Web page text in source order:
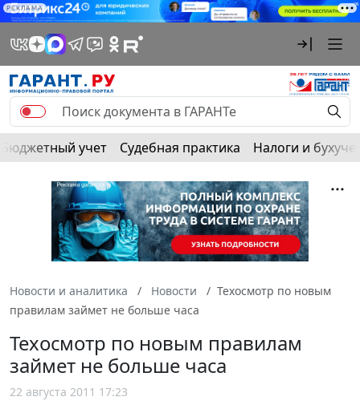
РЕКЛАМА
Бюджетный учет Судебная практика Налоги и
Новости и аналитика Новости
Техосмотр по новым
правилам займет не больше часа
Техосмотр по новым правилам
займет не больше часа
22 августа 2011 17:23